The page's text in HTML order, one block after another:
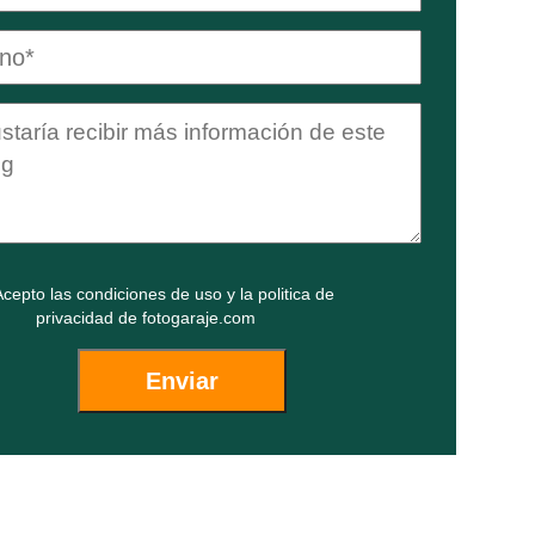
lascondiciones de usoy la politica de
privacidadde fotogaraje.com